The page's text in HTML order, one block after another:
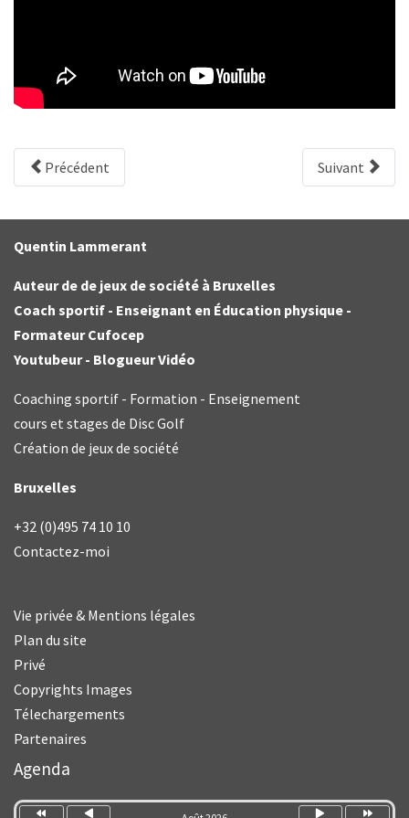
Précédent Suivant
Quentin Lammerant
Auteur de de jeux de société à Bruxelles
Coach sportif - Enseignant en Éducation physique -
Formateur Cufocep
Youtubeur - Blogueur Vidéo
Coaching sportif - Formation - Enseignement
cours et stages de Disc Golf
Création de jeux de société
Bruxelles
+32 (0)495 74 10 10
Contactez-moi
Vie privée & Mentions légales
Plan du site
Privé
Copyrights Images
Télechargements
Partenaires
Agenda
Année
Mois